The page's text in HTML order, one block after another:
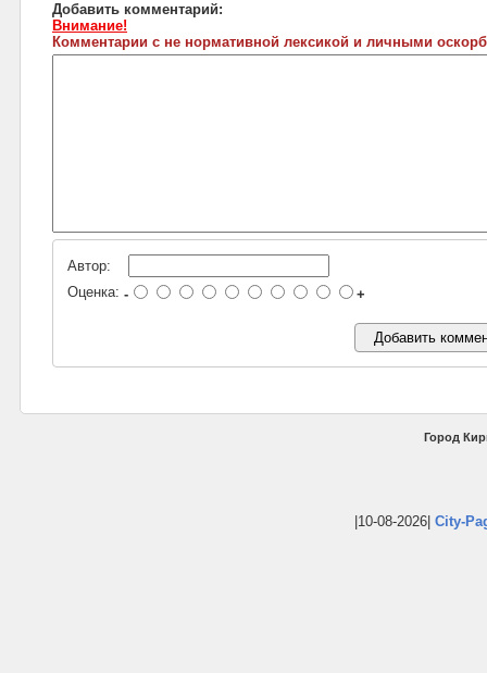
Добавить комментарий:
Внимание!
Комментарии с не нормативной лексикой и личными
Автор:
Оценка: - +
Город
|10-08-2026| City-